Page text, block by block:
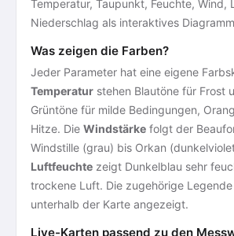
Temperatur, Taupunkt, Feuchte, Wind,
Niederschlag als interaktives
Was zeigen die Farben?
Jeder Parameter hat eine eigene
Temperatur stehen Blautöne für Frost
Grüntöne für milde Bedingungen,
Hitze. Die Windstärke folgt der
Windstille (grau) bis Orkan
Luftfeuchte zeigt Dunkelblau sehr
trockene Luft. Die zugehörige
unterhalb der Karte angezeigt.
Live-Karten passend zu den